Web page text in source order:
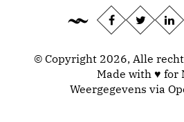
© Copyright 2026, Alle
Made with ♥ for
Weergegevens via